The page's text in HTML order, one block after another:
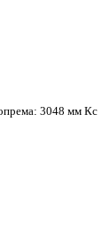
3048 мм Кс